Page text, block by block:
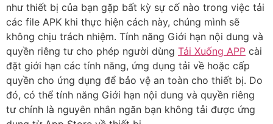
như thiết bị của bạn gặp bất kỳ sự cố nào trong việc tải
các file APK khi thực hiện cách này, chúng mình sẽ
không chịu trách nhiệm. Tính năng Giới hạn nội dung và
quyền riêng tư cho phép người dùng Tải Xuống APP cài
đặt giới hạn các tính năng, ứng dụng tải về hoặc cấp
quyền cho ứng dụng để bảo vệ an toàn cho thiết bị. Do
đó, có thể tính năng Giới hạn nội dung và quyền riêng
tư chính là nguyên nhân ngăn bạn không tải được ứng